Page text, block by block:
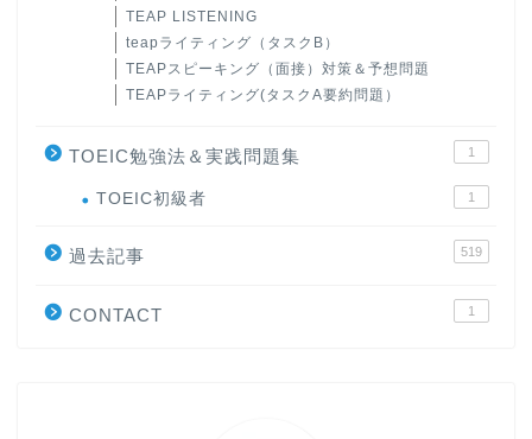
TEAP LISTENING
teapライティング（タスクB）
TEAPスピーキング（面接）対策＆予想問題
TEAPライティング(タスクA要約問題）
TOEIC勉強法＆実践問題集 1
TOEIC初級者 1
過去記事 519
CONTACT 1